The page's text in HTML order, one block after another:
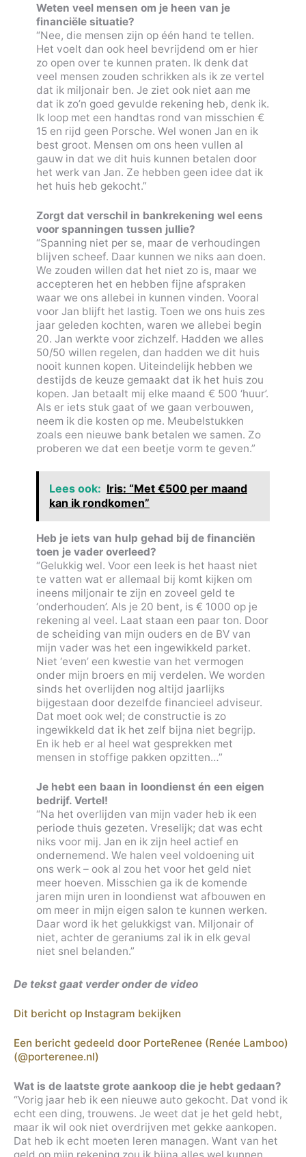
Weten veel mensen om je heen van je
financiële situatie?
“Nee, die mensen zijn op één hand te tellen.
Het voelt dan ook heel bevrijdend om er hier
zo open over te kunnen praten. Ik denk dat
veel mensen zouden schrikken als ik ze vertel
dat ik miljonair ben. Je ziet ook niet aan me
dat ik zo’n goed gevulde rekening heb, denk ik.
Ik loop met een handtas rond van misschien €
15 en rijd geen Porsche. Wel wonen Jan en ik
best groot. Mensen om ons heen vullen al
gauw in dat we dit huis kunnen betalen door
het werk van Jan. Ze hebben geen idee dat ik
het huis heb gekocht.”
Zorgt dat verschil in bankrekening wel eens
voor spanningen tussen jullie?
“Spanning niet per se, maar de verhoudingen
blijven scheef. Daar kunnen we niks aan doen.
We zouden willen dat het niet zo is, maar we
accepteren het en hebben fijne afspraken
waar we ons allebei in kunnen vinden. Vooral
voor Jan blijft het lastig. Toen we ons huis zes
jaar geleden kochten, waren we allebei begin
20. Jan werkte voor zichzelf. Hadden we alles
50/50 willen regelen, dan hadden we dit huis
nooit kunnen kopen. Uiteindelijk hebben we
destijds de keuze gemaakt dat ik het huis zou
kopen. Jan betaalt mij elke maand € 500 ‘huur’.
Als er iets stuk gaat of we gaan verbouwen,
neem ik die kosten op me. Meubelstukken
zoals een nieuwe bank betalen we samen. Zo
proberen we dat een beetje vorm te geven.”
Lees ook: Iris: “Met €500 per maand
kan ik rondkomen”
Heb je iets van hulp gehad bij de financiën
toen je vader overleed?
“Gelukkig wel. Voor een leek is het haast niet
te vatten wat er allemaal bij komt kijken om
ineens miljonair te zijn en zoveel geld te
‘onderhouden’. Als je 20 bent, is € 1000 op je
rekening al veel. Laat staan een paar ton. Door
de scheiding van mijn ouders en de BV van
mijn vader was het een ingewikkeld parket.
Niet ‘even’ een kwestie van het vermogen
onder mijn broers en mij verdelen. We worden
sinds het overlijden nog altijd jaarlijks
bijgestaan door dezelfde financieel adviseur.
Dat moet ook wel; de constructie is zo
ingewikkeld dat ik het zelf bijna niet begrijp.
En ik heb er al heel wat gesprekken met
mensen in stoffige pakken opzitten…”
Je hebt een baan in loondienst én een eigen
bedrijf. Vertel!
“Na het overlijden van mijn vader heb ik een
periode thuis gezeten. Vreselijk; dat was echt
niks voor mij. Jan en ik zijn heel actief en
ondernemend. We halen veel voldoening uit
ons werk – ook al zou het voor het geld niet
meer hoeven. Misschien ga ik de komende
jaren mijn uren in loondienst wat afbouwen en
om meer in mijn eigen salon te kunnen werken.
Daar word ik het gelukkigst van. Miljonair of
niet, achter de geraniums zal ik in elk geval
niet snel belanden.”
De tekst gaat verder onder de video
Dit bericht op Instagram bekijken
Een bericht gedeeld door PorteRenee (Renée Lamboo)
(@porterenee.nl)
Wat is de laatste grote aankoop die je hebt gedaan?
“Vorig jaar heb ik een nieuwe auto gekocht. Dat vond ik
echt een ding, trouwens. Je weet dat je het geld hebt,
maar ik wil ook niet overdrijven met gekke aankopen.
Dat heb ik echt moeten leren managen. Want van het